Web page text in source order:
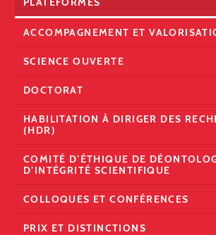
ACCOMPAGNEMENT ET
SCIENCE OUVERTE
DOCTORAT
HABILITATION À DIRIGER DES
(HDR)
COMITÉ D’ÉTHIQUE DE
D’INTÉGRITÉ SCIENTIFIQUE
COLLOQUES ET CONFÉRENCES
PRIX ET DISTINCTIONS